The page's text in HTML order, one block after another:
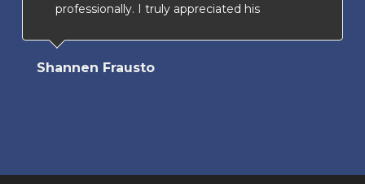
professionally. I truly appreciated his
recommend his services to anyone looking for
a trustworthy and reliable tax preparer.
Shannen Frausto